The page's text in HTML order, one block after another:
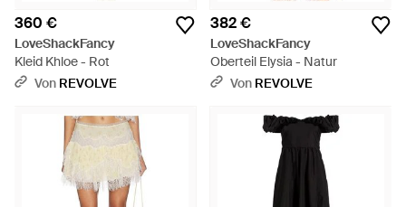
360 €
LoveShackFancy
Kleid Khloe - Rot
Von REVOLVE
382 €
LoveShackFancy
Oberteil Elysia - Natur
Von REVOLVE